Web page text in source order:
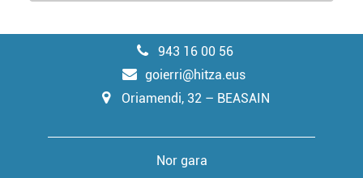
943 16 00 56
goierri@hitza.eus
Oriamendi, 32 – BEASAIN
Nor gara